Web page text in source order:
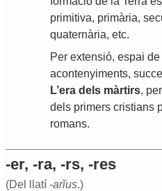
primitiva, primària,
quaternària, etc.
Per extensió, espai de
acontenyiments,
L’era dels màrtirs,
dels primers cristians
romans.
-er, -ra, -rs, -res
(Del llatí -arĭus.)